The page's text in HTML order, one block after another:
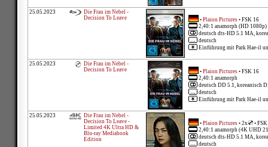
25.05.2023
Die Frau im Nebel -
Decision To Leave
• Plaion Pictures • FSK 16
2,40:1 anamorph (HD 1080p)
deutsch dts-HD 5.1 MA,
deutsch
Einführung mit Park Hae-il
25.05.2023
Die Frau im Nebel -
Decision To Leave
• Plaion Pictures • FSK 16
2,40:1 anamorph
deutsch DD 5.1, koreanisch
deutsch
Einführung mit Park Hae-il
25.05.2023
Die Frau im Nebel -
Decision To Leave -
Limited 4K Ultra HD &
Blu-ray Mediabook
Edition
• Plaion Pictures • 2x
•
2,40:1 anamorph (4K UHD
deutsch dts-HD 5.1 MA,
deutsch